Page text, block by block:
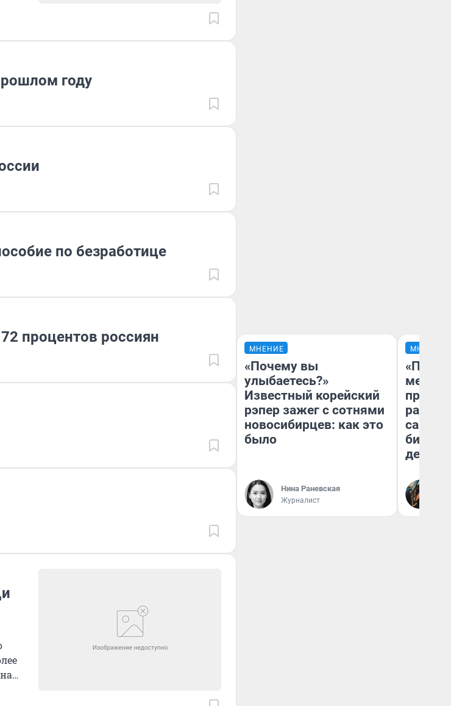
году
по безработице
процентов россиян
МНЕНИЕ
«Почему вы
улыбаетесь?»
Известный корейский
рэпер зажег с сотнями
новосибирцев: как это
было
Нина Раневская
Журналист
МНЕНИЕ
самом